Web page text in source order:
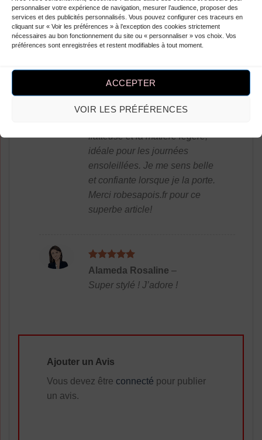
personnaliser votre expérience de navigation, mesurer l’audience, proposer des
services et des publicités personnalisés. Vous pouvez configurer ces traceurs en
cliquant sur « Voir les préférences » à l’exception des cookies strictement
nécessaires au bon fonctionnement du site ou « personnaliser » vos choix. Vos
préférences sont enregistrées et restent modifiables à tout moment.
ACCEPTER
VOIR LES PRÉFÉRENCES
5
Super robe! J’adore! Parfait
noir et blanc est vraiment
flatteuse et la matière légère,
idéale pour les journées
ensoleillées. Je me sens belle
et confiante lorsque je la porte.
Merci robesapois.fr pour ce
superbe article!
Note5sur
Alameda Rosaline –
Super stylé ! J’adore !
Ajouter un Avis
Vous devez être connecté pour publier
un avis.